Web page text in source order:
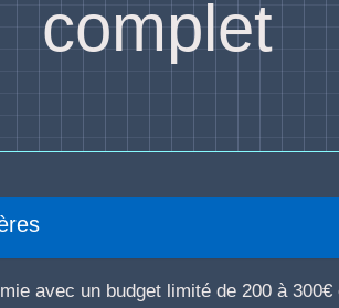
complet
avec un budget limité de 200 à